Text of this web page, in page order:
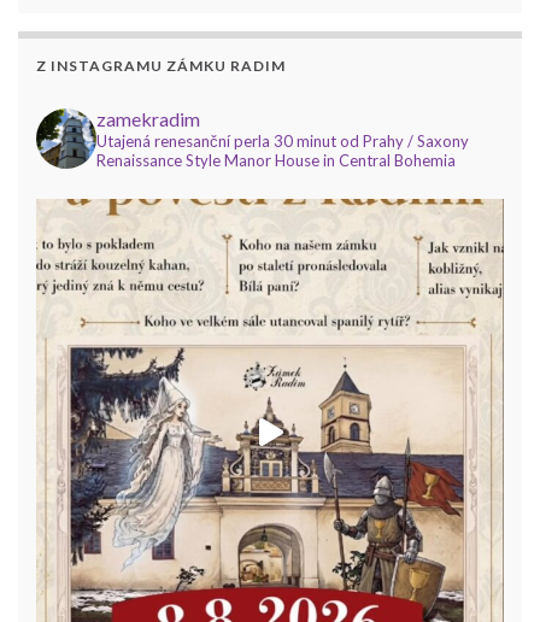
Z INSTAGRAMU ZÁMKU RADIM
zamekradim
Utajená renesanční perla 30 minut od Prahy / Saxony
Renaissance Style Manor House in Central Bohemia